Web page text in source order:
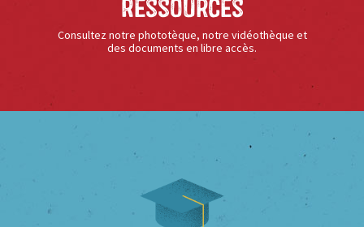
Ressources
Consultez notre phototèque, notre vidéothèque et
des documents en libre accès.